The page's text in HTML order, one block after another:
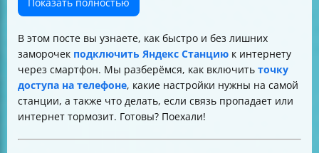
Яндекс Станции
Риски и ограничения использования смартфона как
модема
Как повысить надёжность соединения
Альтернативы мобильному интернету для Яндекс
Станции
Что делать, если Яндекс Станция не видит сеть или
теряет подключение
В этом посте вы узнаете, как быстро и без лишних
заморочек подключить Яндекс Станцию к интернету
через смартфон. Мы разберёмся, как включить точку
доступа на телефоне, какие настройки нужны на самой
станции, а также что делать, если связь пропадает или
интернет тормозит. Готовы? Поехали!